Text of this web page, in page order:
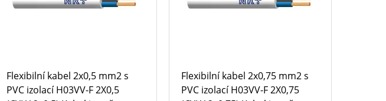
Flexibilní kabel 2x0,5 mm2 s
PVC izolací H03VV-F 2X0,5
Flexibilní kabel 2x0,75 mm2 s
PVC izolací H03VV-F 2X0,75